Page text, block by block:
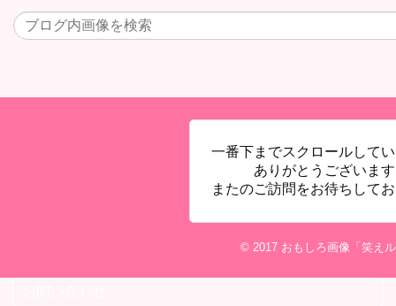
一番下までスクロールして
ありがとうございま
またのご訪問をお待ちして
© 2017 おもしろ画像「笑え